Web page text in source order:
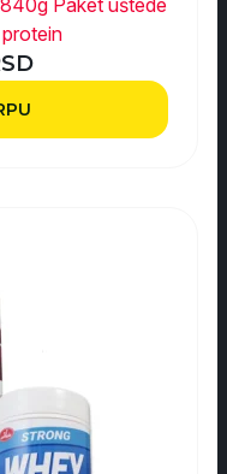
Paket uštede